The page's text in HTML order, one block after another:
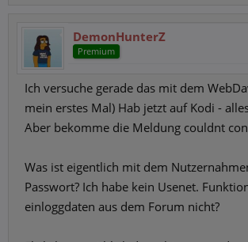
DemonHunterZ
Premium
Ich versuche gerade das mit dem
mein erstes Mal) Hab jetzt auf Kodi -
Aber bekomme die Meldung couldnt
Was ist eigentlich mit dem
Passwort? Ich habe kein Usenet.
einloggdaten aus dem Forum nicht?